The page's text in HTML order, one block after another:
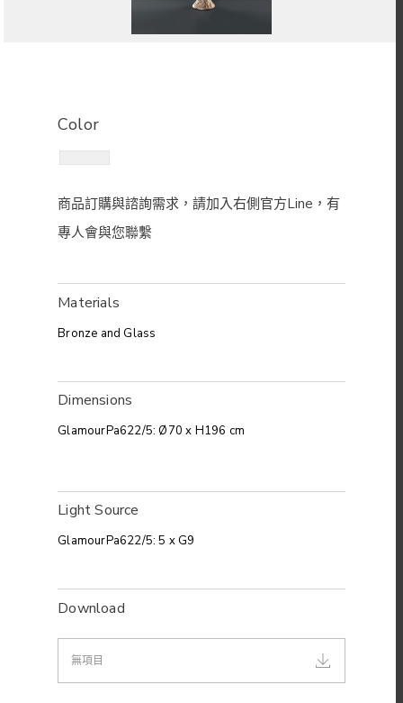
Color
Materials
Bronze and Glass
Dimensions
GlamourPa622/5: Ø70 x H196 cm
Light Source
GlamourPa622/5: 5 x G9
Download
無項目